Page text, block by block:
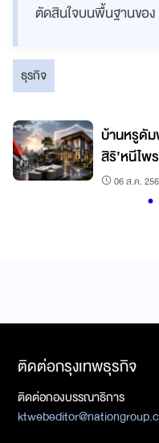
ตัดสินใจบนพื้นฐานของ
ธุรกิจ
บ้านหรูดัม
สิริ’หนีไพ
06 ส.ค.
ติดต่อกรุงเทพธุรกิจ
ติดต่อกองบรรณาธิการ